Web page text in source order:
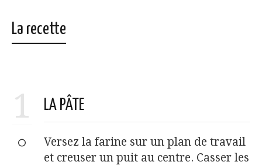
La recette
1 LA PÂTE
Versez la farine sur un plan de travail
et creuser un puit au centre. Casser les